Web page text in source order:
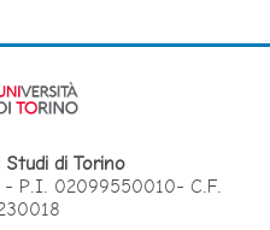
Studi di Torino
- P.I. 02099550010- C.F.